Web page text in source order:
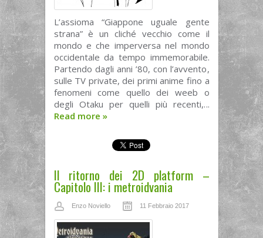
L’assioma “Giappone uguale gente
strana” è un cliché vecchio come il
mondo e che imperversa nel mondo
occidentale da tempo immemorabile.
Partendo dagli anni ’80, con l’avvento,
sulle TV private, dei primi anime fino a
fenomeni come quello dei weeb o
degli Otaku per quelli più recenti,...
Read more »
Il ritorno dei 2D platform –
Capitolo III: i metroidvania
Enzo Noviello 11 Febbraio 2017